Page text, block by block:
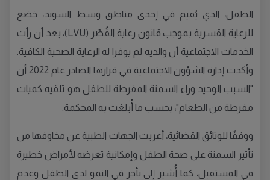
الطفل، الذي يُقيم في إحدى مناطق وسط السويد، خضع
للرعاية القسرية بموجب قانون رعاية القُصّر (LVU)، بعد أن رأت
الخدمات الاجتماعية أن والديه لم يوفرا له الرعاية الصحية الكافية.
وأكدت إدارة الشؤون الاجتماعية في قرارها الصادر عام 2022 أن
"السبب الوحيد وراء السمنة المفرطة للطفل هو تلقيه كميات
مفرطة من الطعام"، بحسب ما أُبلغت به المحكمة.
ووفقًا للوثائق القضائية، أعربت الجهات الطبية عن مخاوفها من
تأثير السمنة على صحة الطفل وإمكانية تعرضه لأمراض خطيرة
في المستقبل، كما أُشير إلى تأخر في النمو لدى الطفل وعدم